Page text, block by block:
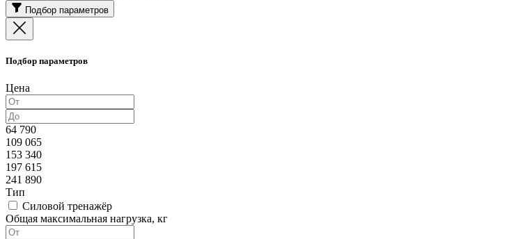
Подбор параметров
Подбор параметров
Цена
64 790
109 065
153 340
197 615
241 890
Тип
Силовой тренажёр
Общая максимальная нагрузка, кг